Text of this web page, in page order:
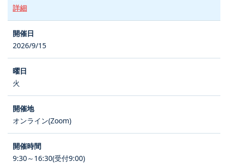
詳細
2026/9/15
火
オンライン(Zoom)
9:30～16:30(受付9:00)